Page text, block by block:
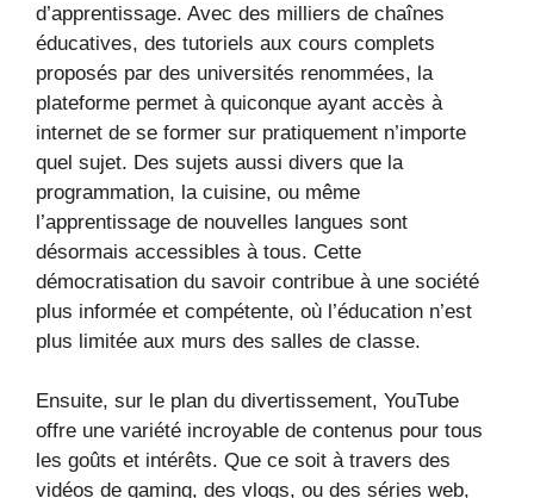
d’apprentissage. Avec des milliers de chaînes
éducatives, des tutoriels aux cours complets
proposés par des universités renommées, la
plateforme permet à quiconque ayant accès à
internet de se former sur pratiquement n’importe
quel sujet. Des sujets aussi divers que la
programmation, la cuisine, ou même
l’apprentissage de nouvelles langues sont
désormais accessibles à tous. Cette
démocratisation du savoir contribue à une société
plus informée et compétente, où l’éducation n’est
plus limitée aux murs des salles de classe.
Ensuite, sur le plan du divertissement, YouTube
offre une variété incroyable de contenus pour tous
les goûts et intérêts. Que ce soit à travers des
vidéos de gaming, des vlogs, ou des séries web,